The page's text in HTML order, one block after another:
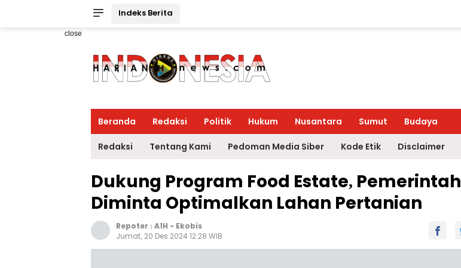
Indeks Berita
close
Beranda Redaksi Politik Hukum Nusantara Sumut Budaya
Redaksi Tentang Kami Pedoman Media Siber Kode Etik Disclaimer
Dukung Program Food Estate, Pemerintah
Diminta Optimalkan Lahan Pertanian
Repoter : A1H - Ekobis
Jumat, 20 Des 2024 12:28 WIB